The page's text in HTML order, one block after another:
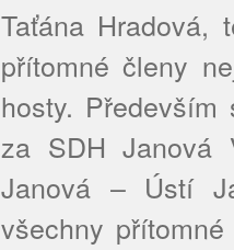
Taťána Hradová,
přítomné členy
hosty. Především
za SDH Janová
Janová – Ústí
všechny